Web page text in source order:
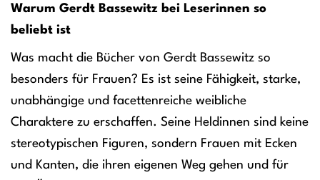
Warum Gerdt Bassewitz bei Leserinnen so
beliebt ist
Was macht die Bücher von Gerdt Bassewitz so
besonders für Frauen? Es ist seine Fähigkeit, starke,
unabhängige und facettenreiche weibliche
Charaktere zu erschaffen. Seine Heldinnen sind keine
stereotypischen Figuren, sondern Frauen mit Ecken
und Kanten, die ihren eigenen Weg gehen und für